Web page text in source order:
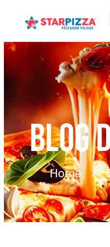
BLOG
Home